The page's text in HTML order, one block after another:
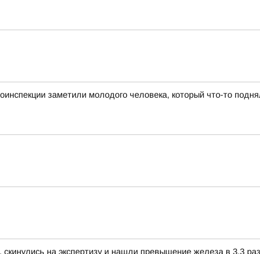
заметили молодого человека, который что-то
на экспертизу и нашли превышение железа в 3,3